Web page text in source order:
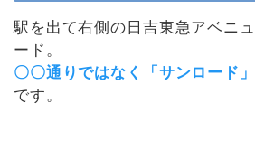
駅を出て右側の日吉東急アベニ
ード。
〇〇通りではなく「サンロード
です。